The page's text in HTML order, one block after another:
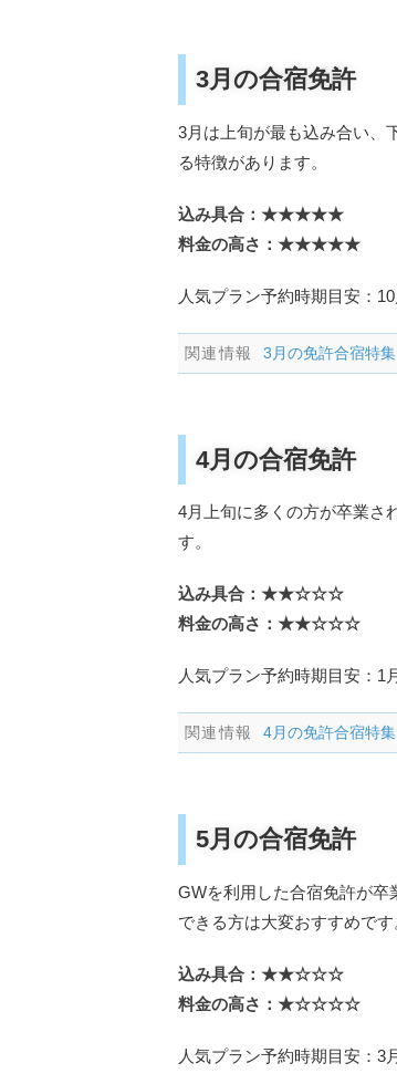
3月の合宿免許
3月は上旬が最も込み合い、
る特徴があります。
込み具合：★★★★★
料金の高さ：★★★★★
人気プラン予約時期目安：
3月の免許合宿特集
4月の合宿免許
4月上旬に多くの方が卒業さ
す。
込み具合：★★☆☆☆
料金の高さ：★★☆☆☆
人気プラン予約時期目安：1
4月の免許合宿特集
5月の合宿免許
GWを利用した合宿免許が
できる方は大変おすすめです
込み具合：★★☆☆☆
料金の高さ：★☆☆☆☆
人気プラン予約時期目安：3